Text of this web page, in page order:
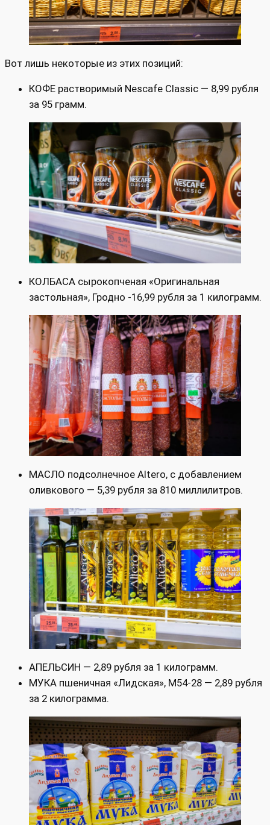
Вот лишь некоторые из этих позиций:
КОФЕ растворимый Nescafe Classic — 8,99 рубля
за 95 грамм.
КОЛБАСА сырокопченая «Оригинальная
застольная», Гродно -16,99 рубля за 1 килограмм.
МАСЛО подсолнечное Altero, с добавлением
оливкового — 5,39 рубля за 810 миллилитров.
АПЕЛЬСИН — 2,89 рубля за 1 килограмм.
МУКА пшеничная «Лидская», М54-28 — 2,89 рубля
за 2 килограмма.